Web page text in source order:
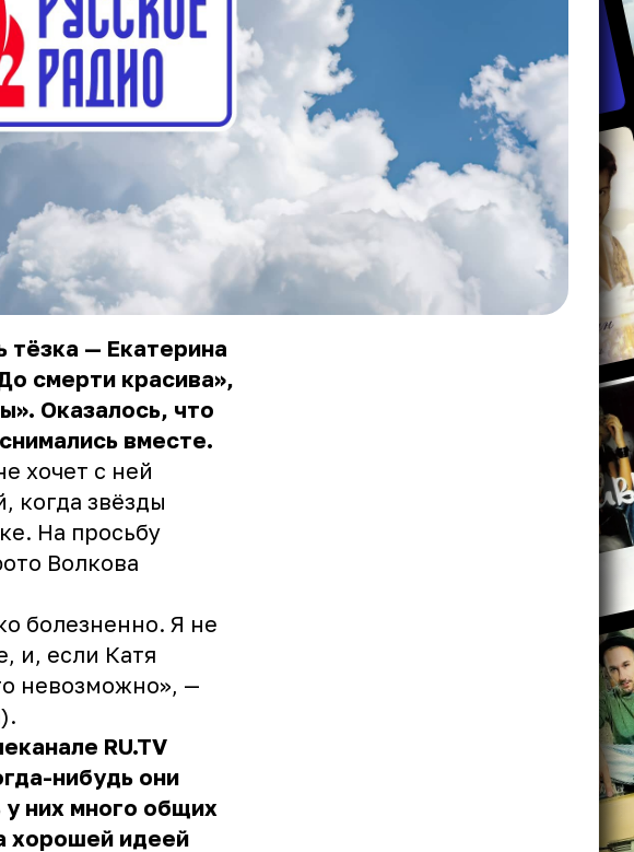
тёзка — Екатерина
смерти красива»,
Оказалось, что
вместе.
хочет с ней
когда звёзды
На просьбу
Волкова
болезненно. Я не
и, если Катя
невозможно», —
RU.TV
нибудь они
них много общих
хорошей идеей